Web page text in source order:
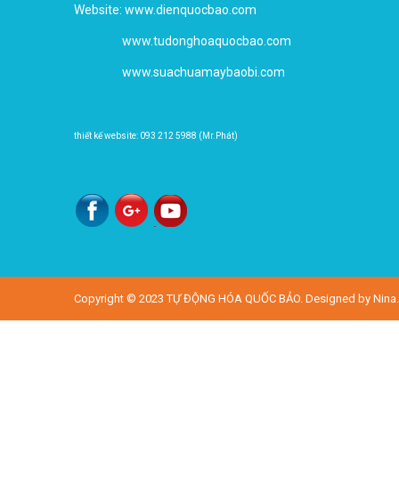
Website: www.dienquocbao.com
www.tudonghoaquocbao.com
www.suachuamaybaobi.com
thiết kế website: 093 212 5988 (Mr.Phát)
Copyright © 2023TỰ ĐỘNG HÓA QUỐC BẢO. Designed by